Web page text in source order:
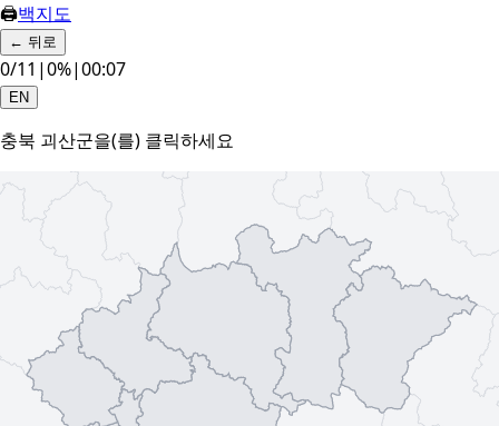
🖨백지도
← 뒤로
0/11 |0%|00:08
EN
충북 괴산군을(를) 클릭하세요